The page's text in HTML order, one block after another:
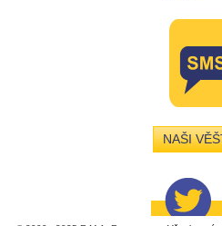
NAŠI